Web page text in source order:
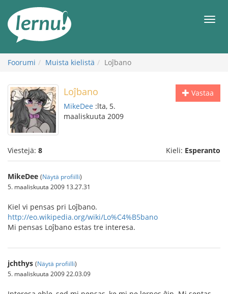
sisältöön
Foorumi Muista kielistä Loĵbano
Vastaa
Loĵbano
MikeDee :lta, 5.
maaliskuuta 2009
Viestejä: 8 Kieli: Esperanto
MikeDee (Näytä profiilli)
5. maaliskuuta 2009 13.27.31
Kiel vi pensas pri Loĵbano.
http://eo.wikipedia.org/wiki/Lo%C4%B5bano
Mi pensas Loĵbano estas tre interesa.
jchthys (Näytä profiilli)
5. maaliskuuta 2009 22.03.09